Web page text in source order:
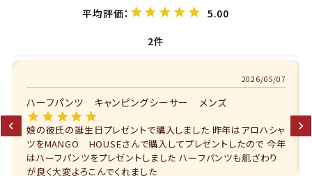
5.00
2
ハシャ
で 今年
ざわり
2025/
ハーフパンツ キャンピングシーサー メンズ
柄と質感、着心地と100点満点で大満足でした。 半袖短パ
セットアップで購入しましたが、 購入したのが冬なので、沖
は着れましたが 東京では寒いので夏に着るのが楽しみです